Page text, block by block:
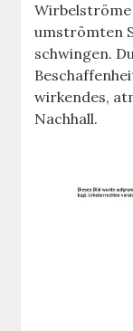
umströmten
schwingen.
wirkendes,
Nachhall.